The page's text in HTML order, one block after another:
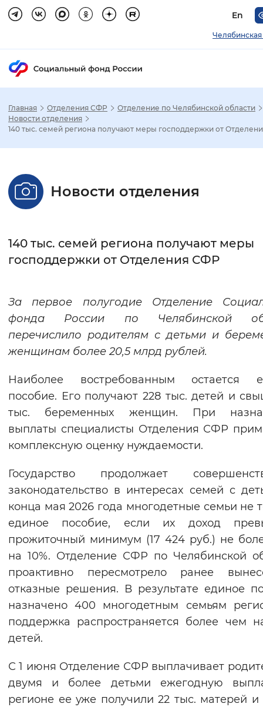
En
Челябинская
Настройка режима отображения
Стандартный Увеличенный
Без засечек С засечками
Нормальный Увеличенный
Цвет сайта
Синий фон
Изображения
Включены Выключены
Звуковой ассистент
Воспроизвести Остановить
Вернуть стандартные настройки
Главная Отделения СФР
Отделение по Челябинской области
Новости отделения
140 тыс. семей региона получают меры господдержки от
Новости отделения
140 тыс. семей региона получают меры
господдержки от Отделения СФР
За первое полугодие Отделение
фонда России по Челябинской
перечислило родителям с детьми и
женщинам более 20,5 млрд рублей.
Наиболее востребованным остается
пособие. Его получают 228 тыс. детей и
тыс. беременных женщин. При
выплаты специалисты Отделения СФР
комплексную оценку нуждаемости.
Государство продолжает
законодательство в интересах семей с
конца мая 2026 года многодетные семьи не
единое пособие, если их доход
прожиточный минимум (17 424 руб.) не
на 10%. Отделение СФР по Челябинской
проактивно пересмотрело ранее
отказные решения. В результате единое
назначено 400 многодетным семьям
поддержка распространяется более чем
детей.
С 1 июня Отделение СФР выплачивает
двумя и более детьми ежегодную
регионе ее уже получили 22 тыс. матерей и